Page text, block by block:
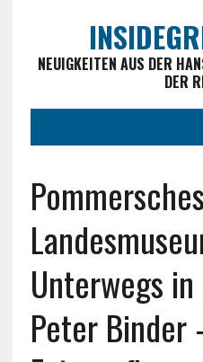
NEUIGKEITEN AUS DER
DER
Pommersches
Unterwegs
Peter Binder